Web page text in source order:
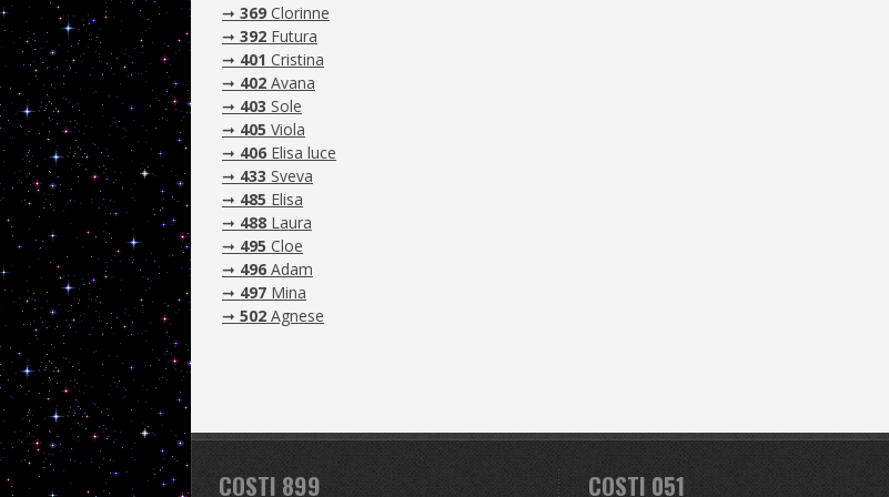
➞ 369 Clorinne
➞ 392 Futura
➞ 401 Cristina
➞ 402 Avana
➞ 403 Sole
➞ 405 Viola
➞ 406 Elisa luce
➞ 433 Sveva
➞ 485 Elisa
➞ 488 Laura
➞ 495 Cloe
➞ 496 Adam
➞ 497 Mina
➞ 502 Agnese
COSTI 899 COSTI 051